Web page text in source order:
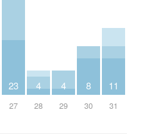
23
27
4
28
4
29
8
30
11
31